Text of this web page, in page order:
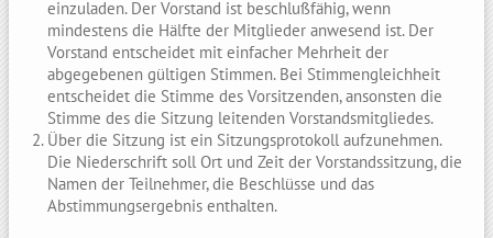
einzuladen. Der Vorstand ist beschlußfähig, wenn
mindestens die Hälfte der Mitglieder anwesend ist. Der
Vorstand entscheidet mit einfacher Mehrheit der
abgegebenen gültigen Stimmen. Bei Stimmengleichheit
entscheidet die Stimme des Vorsitzenden, ansonsten die
Stimme des die Sitzung leitenden Vorstandsmitgliedes.
Über die Sitzung ist ein Sitzungsprotokoll aufzunehmen.
Die Niederschrift soll Ort und Zeit der Vorstandssitzung, die
Namen der Teilnehmer, die Beschlüsse und das
Abstimmungsergebnis enthalten.